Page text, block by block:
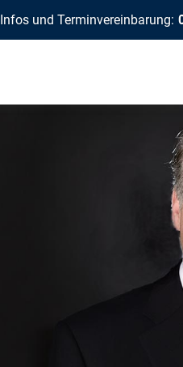
Infos und Terminvereinbarung: